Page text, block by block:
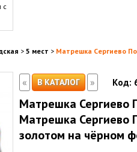
с
> 5 мест > Матрешка Сергиево
« В КАТАЛОГ » Код:
Матрешка Сергиево
Матрешка Сергиево
золотом на чёрном